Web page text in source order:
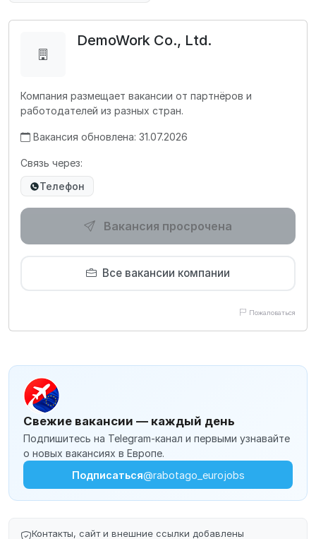
DemoWork Co., Ltd.
Компания размещает вакансии от партнёров и
работодателей из разных стран.
Вакансия обновлена: 31.07.2026
Связь через:
Телефон
Вакансия просрочена
Все вакансии компании
Пожаловаться
Свежие вакансии — каждый день
Подпишитесь на Telegram-канал и первыми узнавайте
о новых вакансиях в Европе.
Подписаться@rabotago_eurojobs
Контакты, сайт и внешние ссылки добавлены